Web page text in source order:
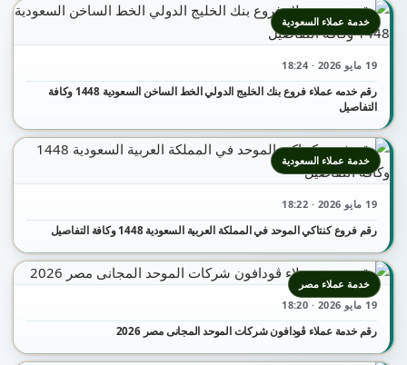
19 مايو 2026 · 18:24
رقم خدمه عملاء فروع بنك الخليج الدولي الخط الساخن السعودية 1448 وكافة
التفاصيل
خدمة عملاء السعودية
19 مايو 2026 · 18:22
رقم فروع كنتاكي الموحد في المملكة العربية السعودية 1448 وكافة التفاصيل
خدمة عملاء السعودية
19 مايو 2026 · 18:20
رقم خدمة عملاء ڤودافون شركات الموحد المجانى مصر 2026
خدمة عملاء مصر